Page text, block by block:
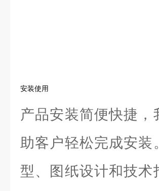
安装使用
产品安装简便快捷
助客户轻松完成安
型、图纸设计和技术